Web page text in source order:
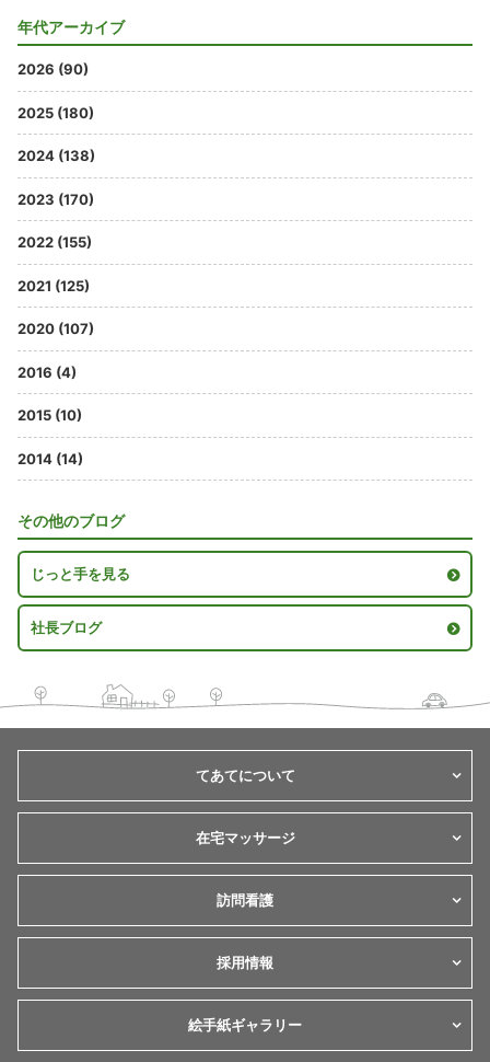
年代アーカイブ
2026 (90)
2025 (180)
2024 (138)
2023 (170)
2022 (155)
2021 (125)
2020 (107)
2016 (4)
2015 (10)
2014 (14)
その他のブログ
じっと手を見る
社長ブログ
てあてについて
在宅マッサージ
訪問看護
採用情報
絵手紙ギャラリー